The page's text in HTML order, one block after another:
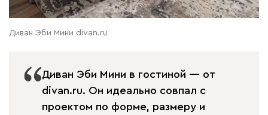
Диван Эби Мини divan.ru
Диван Эби Мини в гостиной — от
divan.ru. Он идеально совпал с
проектом по форме, размеру и